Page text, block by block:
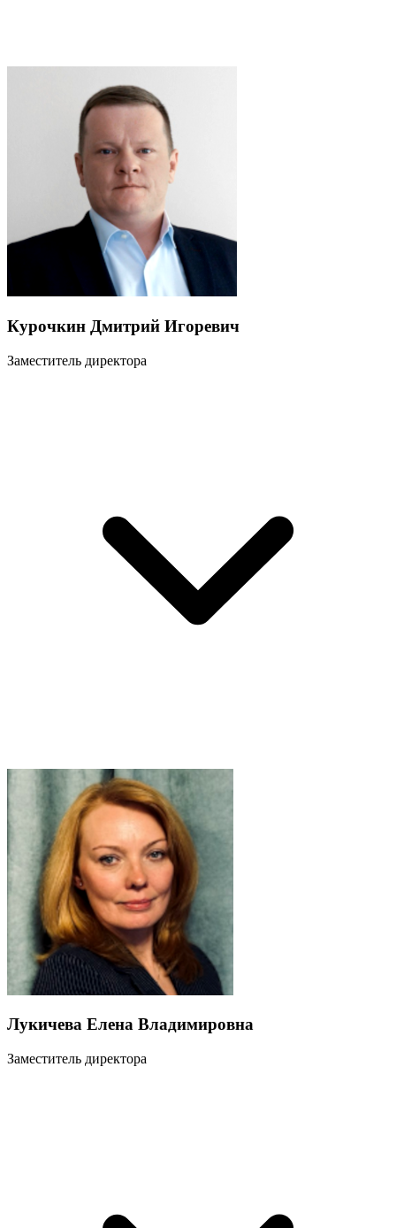
Курочкин Дмитрий Игоревич
Заместитель директора
Лукичева Елена Владимировна
Заместитель директора